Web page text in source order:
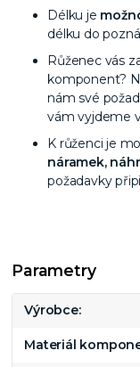
Délku je
délku do
Růženec vás
komponent?
nám své
vám vyjdeme
K růženci je
náramek,
požadavky
Parametry
Výrobce
Materiál